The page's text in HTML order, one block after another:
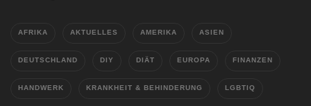
AFRIKA AKTUELLES AMERIKA ASIEN
DEUTSCHLAND DIY DIÄT EUROPA FINANZEN
HANDWERK KRANKHEIT & BEHINDERUNG LGBTIQ